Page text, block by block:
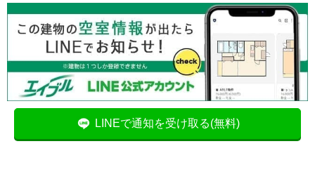
LINEで通知を受け取る(無料)